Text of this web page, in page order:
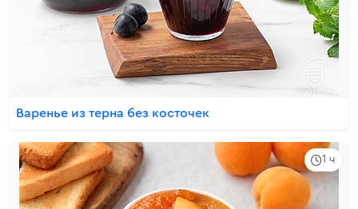
Варенье из терна без косточек
1 ч